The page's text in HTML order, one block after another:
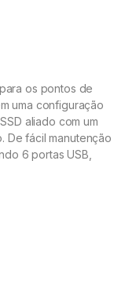
os pontos de
uma configuração
aliado com um
De fácil manutenção
6 portas USB,